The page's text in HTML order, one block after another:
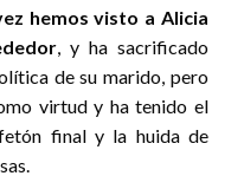
hemos visto a Alicia
y ha sacrificado
de su marido, pero
virtud y ha tenido el
final y la huida de